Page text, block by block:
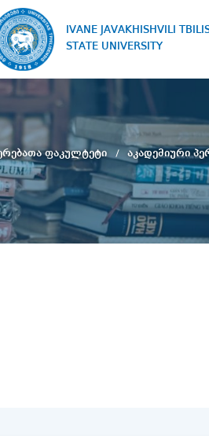
IVANE JAVAKHISHVILI
STATE UNIVERSITY
ფაკულტეტი აკადემიური